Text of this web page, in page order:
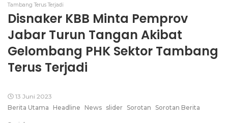
Tambang Terus Terjadi
Disnaker KBB Minta Pemprov
Jabar Turun Tangan Akibat
Gelombang PHK Sektor Tambang
Terus Terjadi
13 Juni 2023
Berita Utama
Headline News slider Sorotan Sorotan Berita